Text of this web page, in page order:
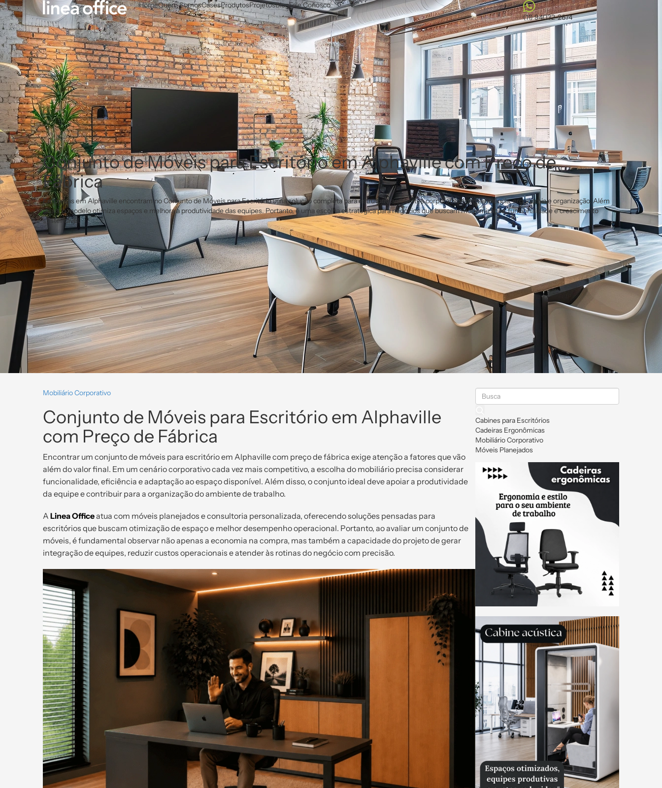
HomeQuem SomosCasesProdutosProjetosBlogFale Conosco
(11) 94032-2674
Conjunto de Móveis para Escritório em Alphaville com Preço de
Fábrica
Empresas em Alphaville encontram no Conjunto de Móveis para Escritório uma solução completa para estruturar ambientes corporativos com eficiência, ergonomia e organização. Além
disso, o modelo otimiza espaços e melhora a produtividade das equipes. Portanto, é uma escolha estratégica para negócios que buscam modernização, funcionalidade e crescimento
sustentável.
Mobiliário Corporativo
Conjunto de Móveis para Escritório em Alphaville
com Preço de Fábrica
Encontrar um conjunto de móveis para escritório em Alphaville com preço de fábrica exige atenção a fatores que vão
além do valor final. Em um cenário corporativo cada vez mais competitivo, a escolha do mobiliário precisa considerar
funcionalidade, eficiência e adaptação ao espaço disponível. Além disso, o conjunto ideal deve apoiar a produtividade
da equipe e contribuir para a organização do ambiente de trabalho.
A Linea Officeatua com móveis planejados e consultoria personalizada, oferecendo soluções pensadas para
escritórios que buscam otimização de espaço e melhor desempenho operacional. Portanto, ao avaliar um conjunto de
móveis, é fundamental observar não apenas a economia na compra, mas também a capacidade do projeto de gerar
integração de equipes, reduzir custos operacionais e atender às rotinas do negócio com precisão.
Cabines para Escritórios
Cadeiras Ergonômicas
Mobiliário Corporativo
Móveis Planejados